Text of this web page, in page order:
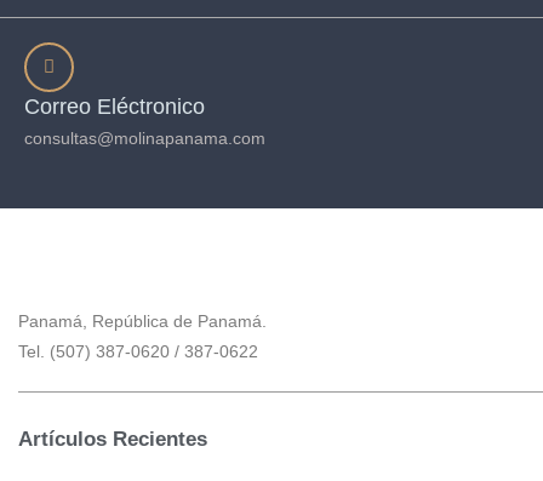
Correo Eléctronico
consultas@molinapanama.com
Panamá, República de Panamá.
Tel. (507) 387-0620 / 387-0622
Artículos Recientes